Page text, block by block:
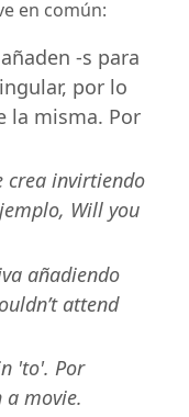
en común:
-s para
por lo
la misma. Por
crea invirtiendo
Will you
añadiendo
attend
'to'. Por
a movie.